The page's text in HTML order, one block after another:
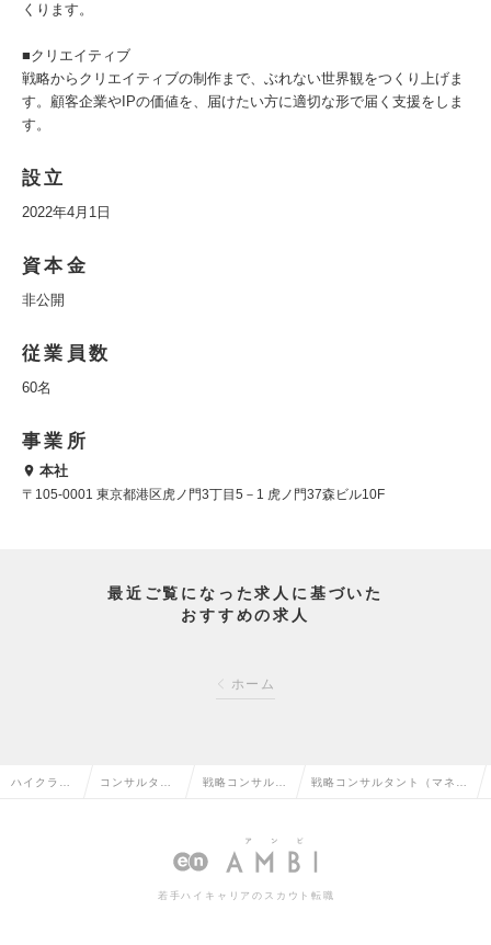
くります。
■クリエイティブ
戦略からクリエイティブの制作まで、ぶれない世界観をつくり上げま
す。顧客企業やIPの価値を、届けたい方に適切な形で届く支援をしま
す。
設立
2022年4月1日
資本金
非公開
従業員数
60名
事業所
本社
〒105-0001 東京都港区虎ノ門3丁目5－1 虎ノ門37森ビル10F
最近ご覧になった求人に基づいた
おすすめの求人
ホーム
ハイクラス コンサルタン 戦略コンサルタ 戦略コンサルタント（マネー
若手ハイキャリアのスカウト転職